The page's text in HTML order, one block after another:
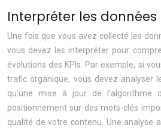
Interpréter les données
Une fois que vous avez collecté les
vous devez les interpréter pour
évolutions des KPIs. Par exemple, si
trafic organique, vous devez analyser
qu’une mise à jour de l’algorithme
positionnement sur des mots-clés
qualité de votre contenu. Une analyse